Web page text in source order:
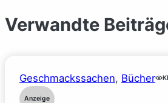
Verwandte
Geschmackssachen, Bücher
Anzeige